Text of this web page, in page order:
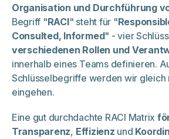
Organisation und Durchführung
Begriff "RACI" steht für "
Consulted, Informed" - vier
verschiedenen Rollen und
innerhalb eines Teams definieren.
Schlüsselbegriffe werden wir gleich
eingehen.
Eine gut durchdachte RACI Matrix
Transparenz, Effizienz und